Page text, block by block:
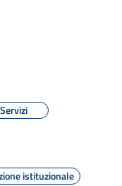
Servizi
istituzionale